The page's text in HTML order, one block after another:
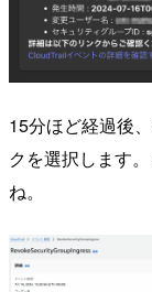
15分ほど経過後
クを選択します
ね。